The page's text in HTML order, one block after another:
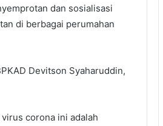
dan sosialisasi
di berbagai perumahan
Devitson Syaharuddin,
corona ini adalah